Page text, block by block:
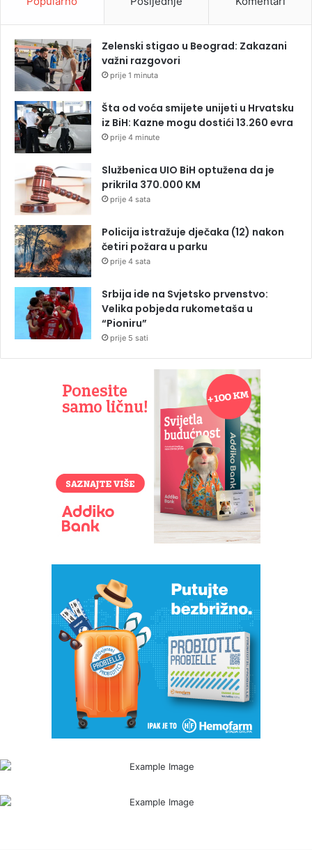
Zelenski stigao u Beograd: Zakazani
važni razgovori
prije 1 minuta
Šta od voća smijete unijeti u Hrvatsku
iz BiH: Kazne mogu dostići 13.260 evra
prije 4 minute
Službenica UIO BiH optužena da je
prikrila 370.000 KM
prije 4 sata
Policija istražuje dječaka (12) nakon
četiri požara u parku
prije 4 sata
Srbija ide na Svjetsko prvenstvo:
Velika pobjeda rukometaša u
“Pioniru”
prije 5 sati